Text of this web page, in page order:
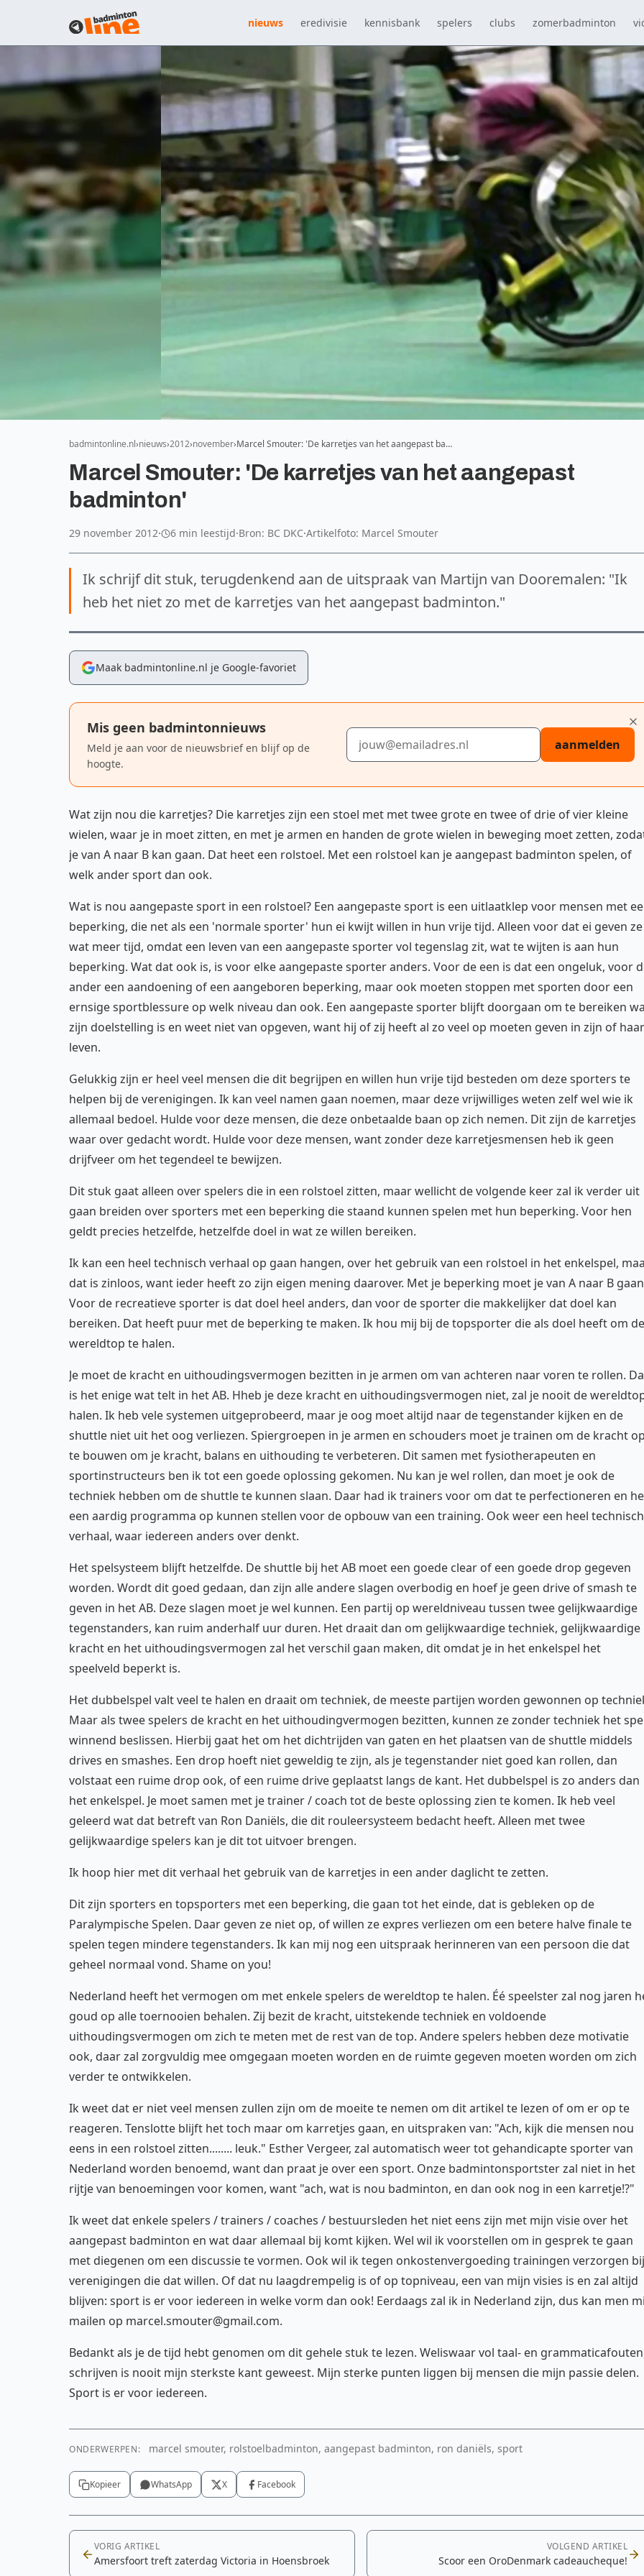
nieuws eredivisie kennisbank spelers clubs zomerbadminton
badmintonline.nl nieuws 2012 november Marcel Smouter: 'De karretjes van het aangepast ba…
Marcel Smouter: 'De karretjes van het aangepast
badminton'
29 november 2012· 6 min leestijd·Bron: BC DKC·Artikelfoto: Marcel Smouter
Ik schrijf dit stuk, terugdenkend aan de uitspraak van Martijn van Dooremalen: "Ik
heb het niet zo met de karretjes van het aangepast badminton."
Maak badmintonline.nl je Google-favoriet
Mis geen badmintonnieuws
Meld je aan voor de nieuwsbrief en blijf op de
hoogte.
E-mailadres
aanmelden
Wat zijn nou die karretjes? Die karretjes zijn een stoel met met twee grote en twee of drie of vier kleine
wielen, waar je in moet zitten, en met je armen en handen de grote wielen in beweging moet zetten,
je van A naar B kan gaan. Dat heet een rolstoel. Met een rolstoel kan je aangepast badminton spelen, of
welk ander sport dan ook.
Wat is nou aangepaste sport in een rolstoel? Een aangepaste sport is een uitlaatklep voor mensen met
beperking, die net als een 'normale sporter' hun ei kwijt willen in hun vrije tijd. Alleen voor dat ei geven ze
wat meer tijd, omdat een leven van een aangepaste sporter vol tegenslag zit, wat te wijten is aan hun
beperking. Wat dat ook is, is voor elke aangepaste sporter anders. Voor de een is dat een ongeluk, voor
ander een aandoening of een aangeboren beperking, maar ook moeten stoppen met sporten door een
ernsige sportblessure op welk niveau dan ook. Een aangepaste sporter blijft doorgaan om te bereiken
zijn doelstelling is en weet niet van opgeven, want hij of zij heeft al zo veel op moeten geven in zijn of haar
leven.
Gelukkig zijn er heel veel mensen die dit begrijpen en willen hun vrije tijd besteden om deze sporters te
helpen bij de verenigingen. Ik kan veel namen gaan noemen, maar deze vrijwilliges weten zelf wel wie ik
allemaal bedoel. Hulde voor deze mensen, die deze onbetaalde baan op zich nemen. Dit zijn de karretjes
waar over gedacht wordt. Hulde voor deze mensen, want zonder deze karretjesmensen heb ik geen
drijfveer om het tegendeel te bewijzen.
Dit stuk gaat alleen over spelers die in een rolstoel zitten, maar wellicht de volgende keer zal ik verder uit
gaan breiden over sporters met een beperking die staand kunnen spelen met hun beperking. Voor hen
geldt precies hetzelfde, hetzelfde doel in wat ze willen bereiken.
Ik kan een heel technisch verhaal op gaan hangen, over het gebruik van een rolstoel in het enkelspel,
dat is zinloos, want ieder heeft zo zijn eigen mening daarover. Met je beperking moet je van A naar B
Voor de recreatieve sporter is dat doel heel anders, dan voor de sporter die makkelijker dat doel kan
bereiken. Dat heeft puur met de beperking te maken. Ik hou mij bij de topsporter die als doel heeft om de
wereldtop te halen.
Je moet de kracht en uithoudingsvermogen bezitten in je armen om van achteren naar voren te rollen.
is het enige wat telt in het AB. Hheb je deze kracht en uithoudingsvermogen niet, zal je nooit de
halen. Ik heb vele systemen uitgeprobeerd, maar je oog moet altijd naar de tegenstander kijken en de
shuttle niet uit het oog verliezen. Spiergroepen in je armen en schouders moet je trainen om de kracht
te bouwen om je kracht, balans en uithouding te verbeteren. Dit samen met fysiotherapeuten en
sportinstructeurs ben ik tot een goede oplossing gekomen. Nu kan je wel rollen, dan moet je ook de
techniek hebben om de shuttle te kunnen slaan. Daar had ik trainers voor om dat te perfectioneren en
een aardig programma op kunnen stellen voor de opbouw van een training. Ook weer een heel technisch
verhaal, waar iedereen anders over denkt.
Het spelsysteem blijft hetzelfde. De shuttle bij het AB moet een goede clear of een goede drop gegeven
worden. Wordt dit goed gedaan, dan zijn alle andere slagen overbodig en hoef je geen drive of smash te
geven in het AB. Deze slagen moet je wel kunnen. Een partij op wereldniveau tussen twee gelijkwaardige
tegenstanders, kan ruim anderhalf uur duren. Het draait dan om gelijkwaardige techniek, gelijkwaardige
kracht en het uithoudingsvermogen zal het verschil gaan maken, dit omdat je in het enkelspel het
speelveld beperkt is.
Het dubbelspel valt veel te halen en draait om techniek, de meeste partijen worden gewonnen op
Maar als twee spelers de kracht en het uithoudingvermogen bezitten, kunnen ze zonder techniek het
winnend beslissen. Hierbij gaat het om het dichtrijden van gaten en het plaatsen van de shuttle middels
drives en smashes. Een drop hoeft niet geweldig te zijn, als je tegenstander niet goed kan rollen, dan
volstaat een ruime drop ook, of een ruime drive geplaatst langs de kant. Het dubbelspel is zo anders dan
het enkelspel. Je moet samen met je trainer / coach tot de beste oplossing zien te komen. Ik heb veel
geleerd wat dat betreft van Ron Daniëls, die dit rouleersysteem bedacht heeft. Alleen met twee
gelijkwaardige spelers kan je dit tot uitvoer brengen.
Ik hoop hier met dit verhaal het gebruik van de karretjes in een ander daglicht te zetten.
Dit zijn sporters en topsporters met een beperking, die gaan tot het einde, dat is gebleken op de
Paralympische Spelen. Daar geven ze niet op, of willen ze expres verliezen om een betere halve finale te
spelen tegen mindere tegenstanders. Ik kan mij nog een uitspraak herinneren van een persoon die dat
geheel normaal vond. Shame on you!
Nederland heeft het vermogen om met enkele spelers de wereldtop te halen. Éé speelster zal nog jaren
goud op alle toernooien behalen. Zij bezit de kracht, uitstekende techniek en voldoende
uithoudingsvermogen om zich te meten met de rest van de top. Andere spelers hebben deze motivatie
ook, daar zal zorgvuldig mee omgegaan moeten worden en de ruimte gegeven moeten worden om zich
verder te ontwikkelen.
Ik weet dat er niet veel mensen zullen zijn om de moeite te nemen om dit artikel te lezen of om er op te
reageren. Tenslotte blijft het toch maar om karretjes gaan, en uitspraken van: "Ach, kijk die mensen nou
eens in een rolstoel zitten........ leuk." Esther Vergeer, zal automatisch weer tot gehandicapte sporter van
Nederland worden benoemd, want dan praat je over een sport. Onze badmintonsportster zal niet in het
rijtje van benoemingen voor komen, want "ach, wat is nou badminton, en dan ook nog in een karretje!?"
Ik weet dat enkele spelers / trainers / coaches / bestuursleden het niet eens zijn met mijn visie over het
aangepast badminton en wat daar allemaal bij komt kijken. Wel wil ik voorstellen om in gesprek te gaan
met diegenen om een discussie te vormen. Ook wil ik tegen onkostenvergoeding trainingen verzorgen bij
verenigingen die dat willen. Of dat nu laagdrempelig is of op topniveau, een van mijn visies is en zal altijd
blijven: sport is er voor iedereen in welke vorm dan ook! Eerdaags zal ik in Nederland zijn, dus kan men
mailen op marcel.smouter@gmail.com.
Bedankt als je de tijd hebt genomen om dit gehele stuk te lezen. Weliswaar vol taal- en
schrijven is nooit mijn sterkste kant geweest. Mijn sterke punten liggen bij mensen die mijn passie delen.
Sport is er voor iedereen.
ONDERWERPEN: marcel smouter, rolstoelbadminton, aangepast badminton, ron daniëls, sport
Kopieer WhatsApp X Facebook
VORIG ARTIKEL
Amersfoort treft zaterdag Victoria in Hoensbroek
VOLGEND ARTIKEL
Scoor een OroDenmark cadeaucheque!